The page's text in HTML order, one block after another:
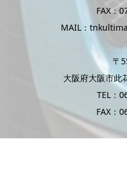
FAX：
MAIL：
〒
大阪府大阪市此
TEL：
FAX：